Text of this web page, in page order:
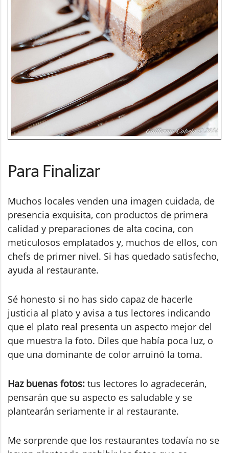
Para Finalizar
Muchos locales venden una imagen cuidada, de
presencia exquisita, con productos de primera
calidad y preparaciones de alta cocina, con
meticulosos emplatados y, muchos de ellos, con
chefs de primer nivel. Si has quedado satisfecho,
ayuda al restaurante.
Sé honesto si no has sido capaz de hacerle
justicia al plato y avisa a tus lectores indicando
que el plato real presenta un aspecto mejor del
que muestra la foto. Diles que había poca luz, o
que una dominante de color arruinó la toma.
Haz buenas fotos: tus lectores lo agradecerán,
pensarán que su aspecto es saludable y se
plantearán seriamente ir al restaurante.
Me sorprende que los restaurantes todavía no se